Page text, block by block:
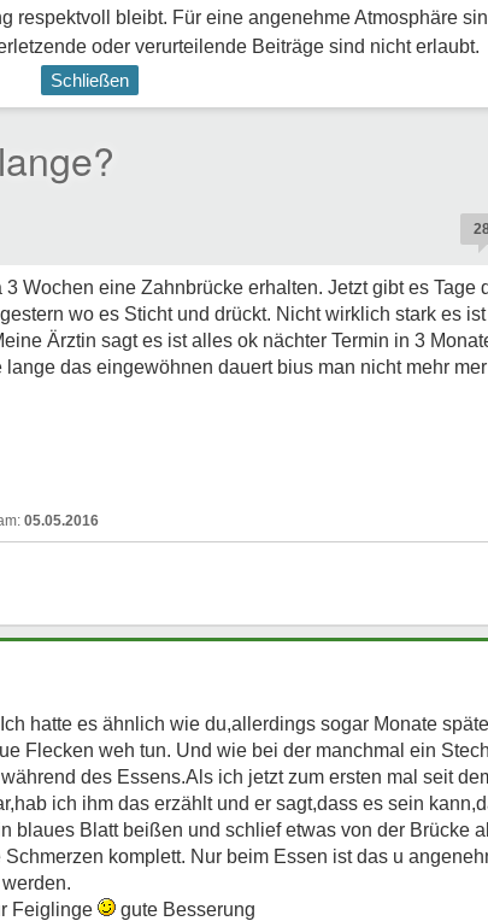
respektvoll bleibt. Für eine angenehme Atmosphäre
oder verurteilende Beiträge sind nicht erlaubt.
Schließen
Wochen eine Zahnbrücke erhalten. Jetzt gibt es Tage
wo es Sticht und drückt. Nicht wirklich stark es
Ärztin sagt es ist alles ok nächter Termin in 3
das eingewöhnen dauert bius man nicht mehr
05.05.2016
hatte es ähnlich wie du,allerdings sogar Monate
Flecken weh tun. Und wie bei der manchmal ein
des Essens.Als ich jetzt zum ersten mal seit
ich ihm das erzählt und er sagt,dass es sein
blaues Blatt beißen und schlief etwas von der Brücke
komplett. Nur beim Essen ist das u
Feiglinge
gute Besserung